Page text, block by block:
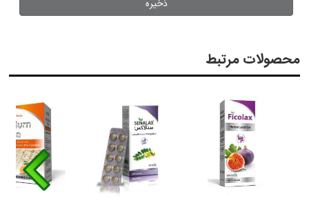
محصولات مرتبط